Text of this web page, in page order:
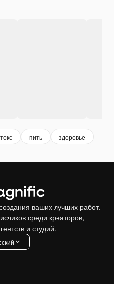
пить здоровье
ваших лучших работ.
среди креаторов,
и студий.